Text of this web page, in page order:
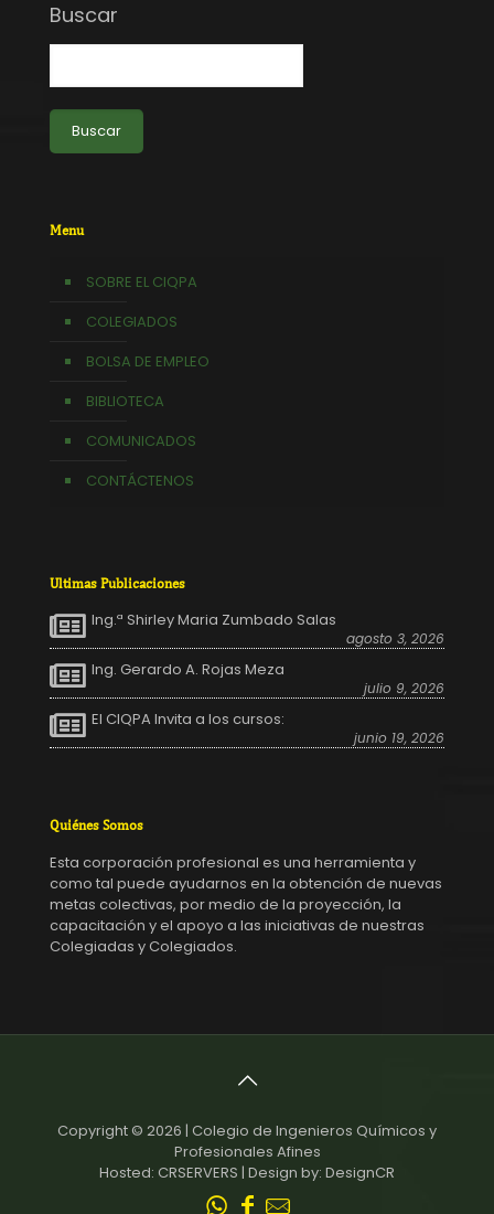
Buscar
Buscar
Menu
SOBRE EL CIQPA
COLEGIADOS
BOLSA DE EMPLEO
BIBLIOTECA
COMUNICADOS
CONTÁCTENOS
Ultimas Publicaciones
Ing.ª Shirley Maria Zumbado Salas
agosto 3, 2026
Ing. Gerardo A. Rojas Meza
julio 9, 2026
El CIQPA Invita a los cursos:
junio 19, 2026
Quiénes Somos
Esta corporación profesional es una herramienta y
como tal puede ayudarnos en la obtención de nuevas
metas colectivas, por medio de la proyección, la
capacitación y el apoyo a las iniciativas de nuestras
Colegiadas y Colegiados.
Copyright © 2026 | Colegio de Ingenieros Químicos y
Profesionales Afines
Hosted: CRSERVERS | Design by: DesignCR